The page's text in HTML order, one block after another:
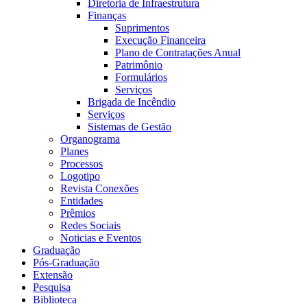
Diretoria de Infraestrutura
Finanças
Suprimentos
Execução Financeira
Plano de Contratações Anual
Patrimônio
Formulários
Serviços
Brigada de Incêndio
Serviços
Sistemas de Gestão
Organograma
Planes
Processos
Logotipo
Revista Conexões
Entidades
Prêmios
Redes Sociais
Noticias e Eventos
Graduação
Pós-Graduação
Extensão
Pesquisa
Biblioteca